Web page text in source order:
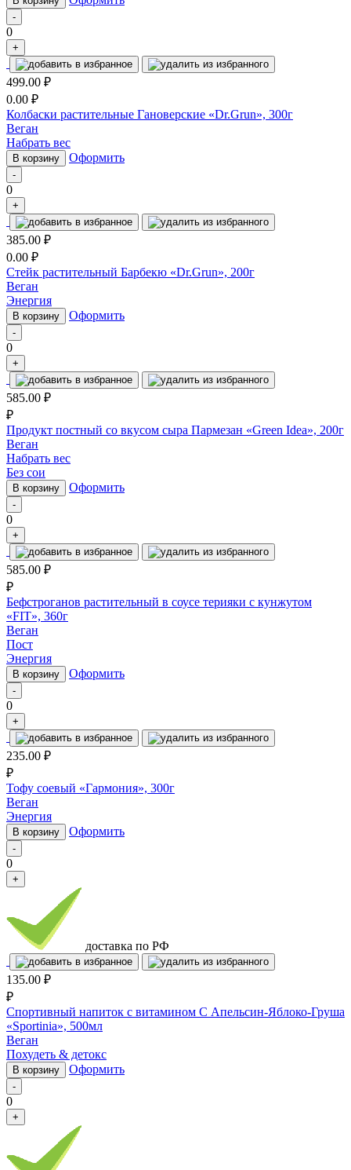
-
0
+
499.00 ₽
0.00 ₽
Колбаски растительные Гановерские «Dr.Grun», 300г
Веган
Набрать вес
В корзину Оформить
-
0
+
385.00 ₽
0.00 ₽
Стейк растительный Барбекю «Dr.Grun», 200г
Веган
Энергия
В корзину Оформить
-
0
+
585.00 ₽
₽
Продукт постный со вкусом сыра Пармезан «Green Idea», 200г
Веган
Набрать вес
Без сои
В корзину Оформить
-
0
+
585.00 ₽
₽
Бефстроганов растительный в соусе терияки с кунжутом
«FIT», 360г
Веган
Пост
Энергия
В корзину Оформить
-
0
+
235.00 ₽
₽
Тофу соевый «Гармония», 300г
Веган
Энергия
В корзину Оформить
-
0
+
доставка по РФ
135.00 ₽
₽
Спортивный напиток с витамином C Апельсин-Яблоко-Груша
«Sportinia», 500мл
Веган
Похудеть & детокс
В корзину Оформить
-
0
+